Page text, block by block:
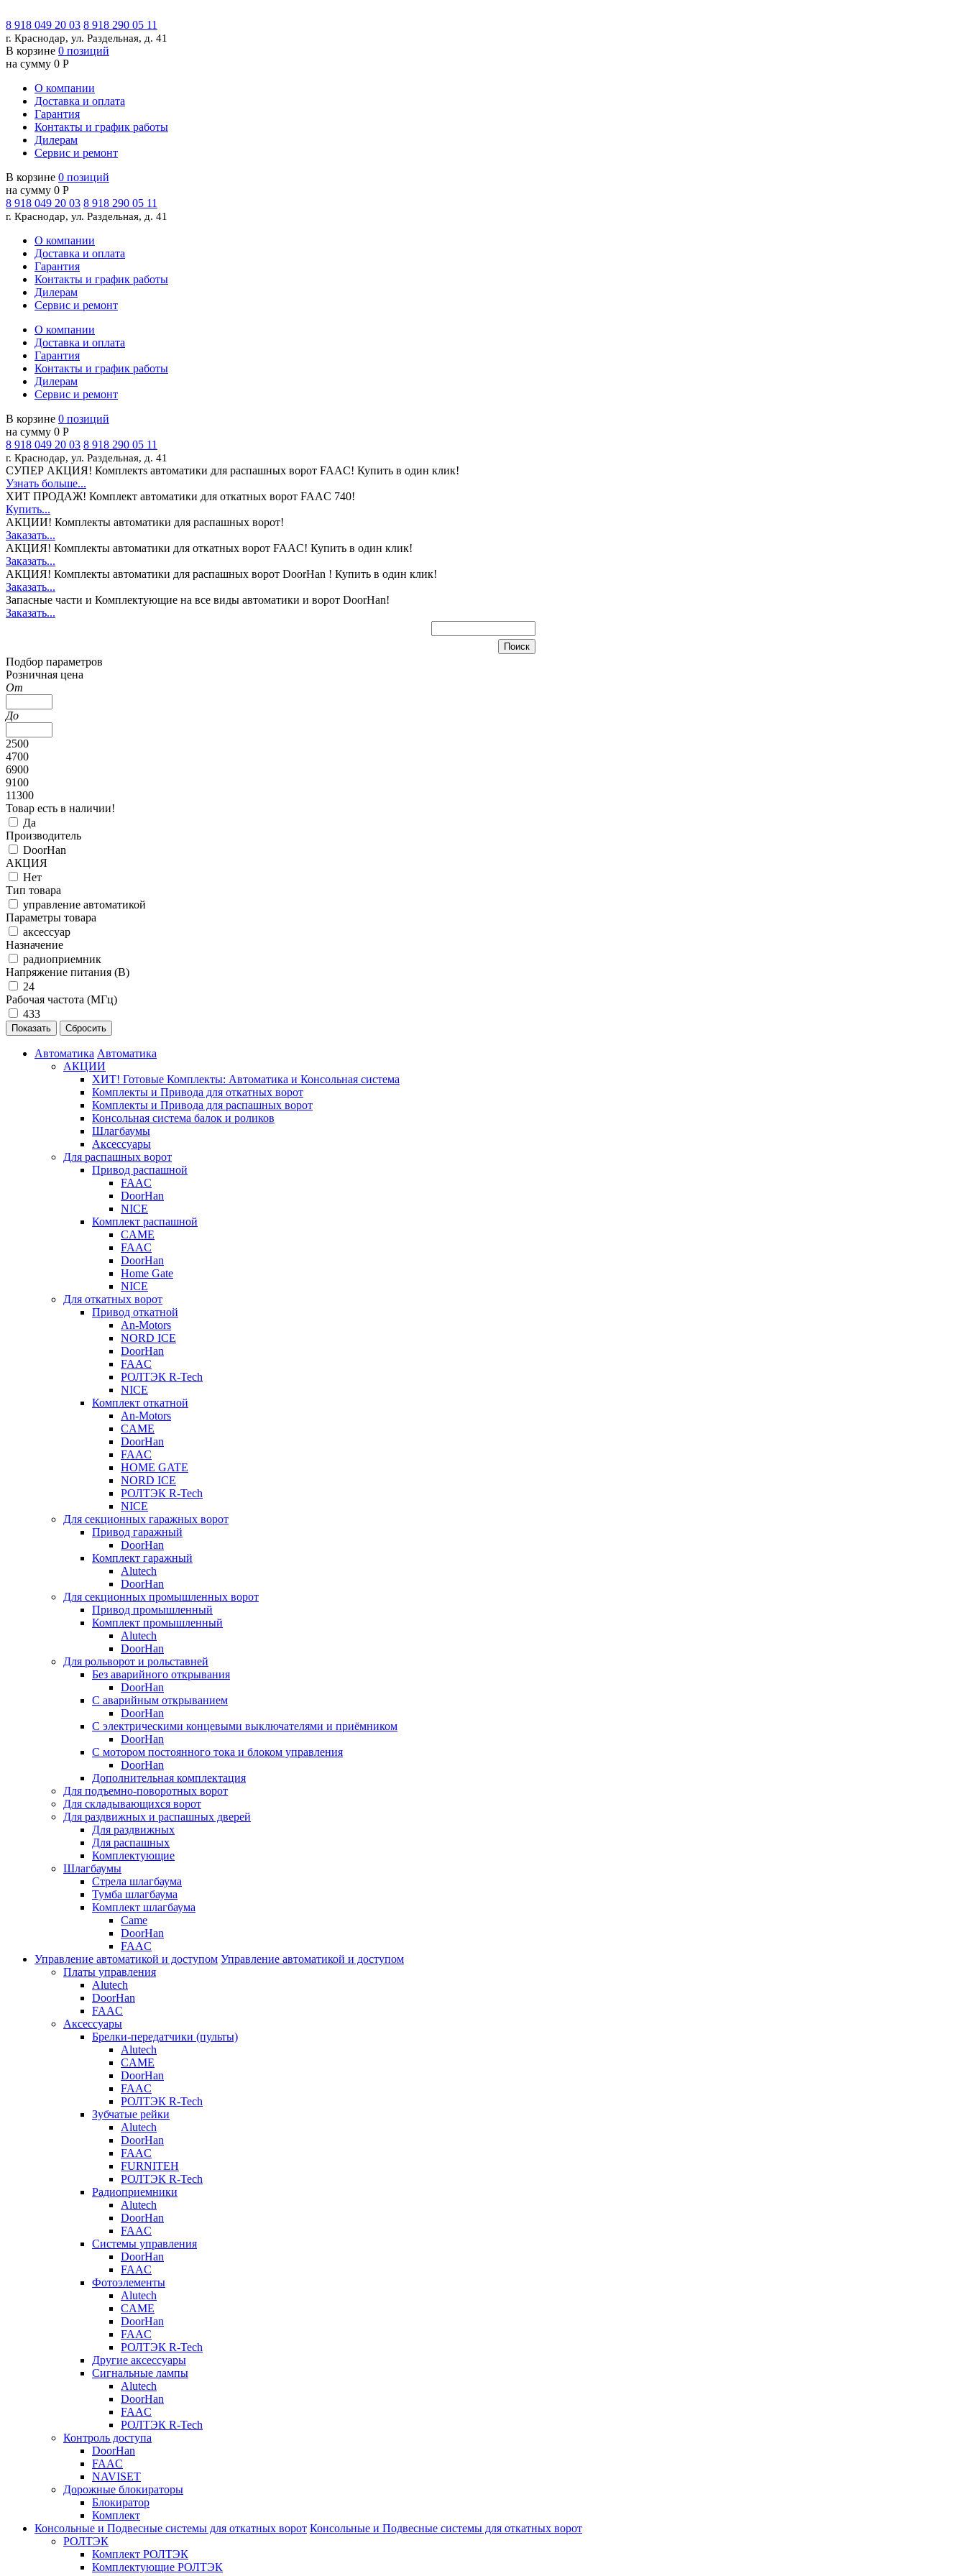
8 918 049 20 03 8 918 290 05 11
г. Краснодар, ул. Раздельная, д. 41
В корзине 0 позиций
на сумму 0 Р
О компании
Доставка и оплата
Гарантия
Контакты и график работы
Дилерам
Сервис и ремонт
В корзине 0 позиций
на сумму 0 Р
8 918 049 20 03 8 918 290 05 11
г. Краснодар, ул. Раздельная, д. 41
О компании
Доставка и оплата
Гарантия
Контакты и график работы
Дилерам
Сервис и ремонт
О компании
Доставка и оплата
Гарантия
Контакты и график работы
Дилерам
Сервис и ремонт
В корзине 0 позиций
на сумму 0 Р
8 918 049 20 03 8 918 290 05 11
г. Краснодар, ул. Раздельная, д. 41
СУПЕР АКЦИЯ! Комплектs автоматики для распашных ворот FAAC! Купить в один клик!
Узнать больше...
ХИТ ПРОДАЖ! Комплект автоматики для откатных ворот FAAC 740!
Купить...
АКЦИИ! Комплекты автоматики для распашных ворот!
Заказать...
АКЦИЯ! Комплекты автоматики для откатных ворот FAAC! Купить в один клик!
Заказать...
АКЦИЯ! Комплекты автоматики для распашных ворот DoorHan ! Купить в один клик!
Заказать...
Запасные части и Комплектующие на все виды автоматики и ворот DoorHan!
Заказать...
Подбор параметров
Розничная цена
От
До
2500
4700
6900
9100
11300
Товар есть в наличии!
Да
Производитель
DoorHan
АКЦИЯ
Нет
Тип товара
управление автоматикой
Параметры товара
аксессуар
Назначение
радиоприемник
Напряжение питания (В)
24
Рабочая частота (МГц)
433
Автоматика Автоматика
АКЦИИ
ХИТ! Готовые Комплекты: Автоматика и Консольная система
Комплекты и Привода для откатных ворот
Комплекты и Привода для распашных ворот
Консольная система балок и роликов
Шлагбаумы
Аксессуары
Для распашных ворот
Привод распашной
FAAC
DoorHan
NICE
Комплект распашной
CAME
FAAC
DoorHan
Home Gate
NICE
Для откатных ворот
Привод откатной
An-Motors
NORD ICE
DoorHan
FAAC
РОЛТЭК R-Tech
NICE
Комплект откатной
An-Motors
CAME
DoorHan
FAAC
HOME GATE
NORD ICE
РОЛТЭК R-Tech
NICE
Для секционных гаражных ворот
Привод гаражный
DoorHan
Комплект гаражный
Alutech
DoorHan
Для секционных промышленных ворот
Привод промышленный
Комплект промышленный
Alutech
DoorHan
Для рольворот и рольставней
Без аварийного открывания
DoorHan
С аварийным открыванием
DoorHan
С электрическими концевыми выключателями и приёмником
DoorHan
С мотором постоянного тока и блоком управления
DoorHan
Дополнительная комплектация
Для подъемно-поворотных ворот
Для складывающихся ворот
Для раздвижных и распашных дверей
Для раздвижных
Для распашных
Комплектующие
Шлагбаумы
Стрела шлагбаума
Тумба шлагбаума
Комплект шлагбаума
Came
DoorHan
FAAC
Управление автоматикой и доступом Управление автоматикой и доступом
Платы управления
Alutech
DoorHan
FAAC
Аксессуары
Брелки-передатчики (пульты)
Alutech
CAME
DoorHan
FAAC
РОЛТЭК R-Tech
Зубчатые рейки
Alutech
DoorHan
FAAC
FURNITEH
РОЛТЭК R-Tech
Радиоприемники
Alutech
DoorHan
FAAC
Системы управления
DoorHan
FAAC
Фотоэлементы
Alutech
CAME
DoorHan
FAAC
РОЛТЭК R-Tech
Другие аксессуары
Сигнальные лампы
Alutech
DoorHan
FAAC
РОЛТЭК R-Tech
Контроль доступа
DoorHan
FAAC
NAVISET
Дорожные блокираторы
Блокиратор
Комплект
Консольные и Подвесные системы для откатных ворот Консольные и Подвесные системы для откатных ворот
РОЛТЭК
Комплект РОЛТЭК
Комплектующие РОЛТЭК